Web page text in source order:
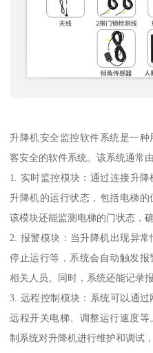
升降机安全监控软件系统是一
客安全的软件系统。该系统通常
1. 实时监控模块：通过连接升
升降机的运行状态，包括电梯的
该模块还能监测电梯的门状态，
2. 报警模块：当升降机出现异
停止运行等，系统会自动触发
相关人员。同时，系统还能记录
3. 远程控制模块：系统可以通
远程开关电梯、调整运行速度
制系统对升降机进行维护和调试